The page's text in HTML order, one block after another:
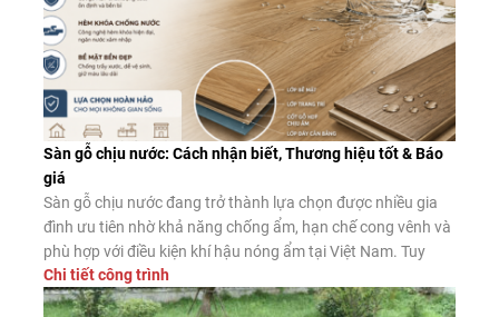
Sàn gỗ chịu nước: Cách nhận biết, Thương hiệu tốt & Báo
giá
Sàn gỗ chịu nước đang trở thành lựa chọn được nhiều gia
đình ưu tiên nhờ khả năng chống ẩm, hạn chế cong vênh và
phù hợp với điều kiện khí hậu nóng ẩm tại Việt Nam. Tuy
nhiên, không phải sản phẩm nào được quảng cáo là “chịu
nước” cũng có chất lượng như […]
Chi tiết công trình